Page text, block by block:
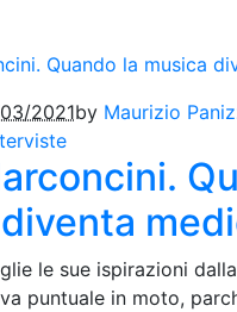
2021by Maurizio
le sue ispirazioni
puntuale in moto,